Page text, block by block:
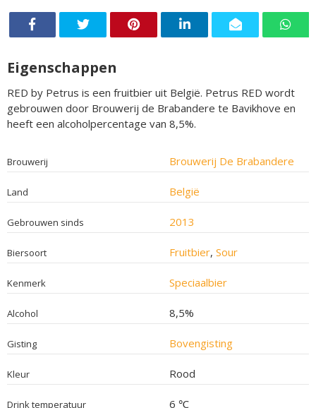
Eigenschappen
RED by Petrus is een fruitbier uit België. Petrus RED wordt
gebrouwen door Brouwerij de Brabandere te Bavikhove en
heeft een alcoholpercentage van 8,5%.
Brouwerij Brouwerij De Brabandere
Land België
Gebrouwen sinds 2013
Biersoort Fruitbier, Sour
Kenmerk Speciaalbier
Alcohol 8,5%
Gisting Bovengisting
Kleur Rood
Drink temperatuur 6 ℃